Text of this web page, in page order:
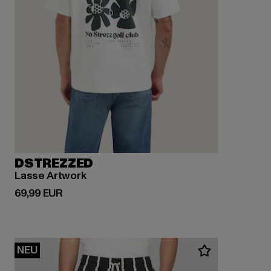
DSTREZZED
Lasse Artwork
69,99 EUR
Derzeitiger Preis: 69,99 EUR
NEU